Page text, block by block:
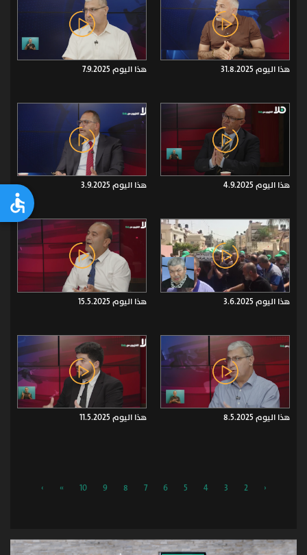
هذا اليوم 31.8.2025 هذا اليوم 7.9.2025
هذا اليوم 4.9.2025 هذا اليوم 3.9.2025
هذا اليوم 3.6.2025 هذا اليوم 15.5.2025
هذا اليوم 8.5.2025 هذا اليوم 11.5.2025
‹
2
3
4
5
6
7
8
9
10
»
›